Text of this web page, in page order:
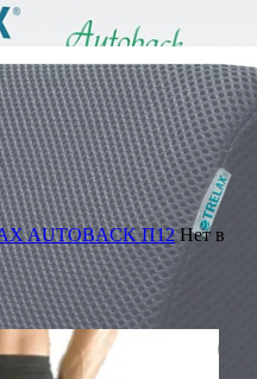
AUTOBACK П12 Нет в